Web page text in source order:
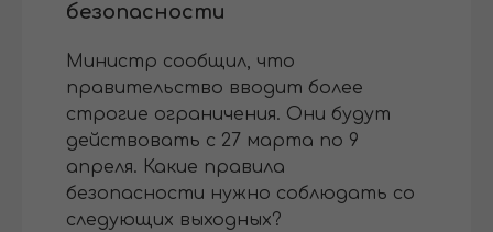
безопасности
Министр сообщил, что
правительство вводит более
строгие ограничения. Они будут
действовать с 27 марта по 9
апреля. Какие правила
безопасности нужно соблюдать со
следующих выходных?